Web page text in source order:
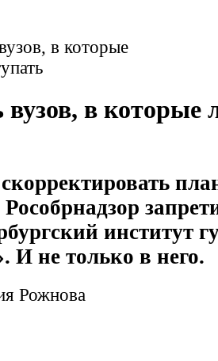
в которые
институт
И не только в него.
Рожнова